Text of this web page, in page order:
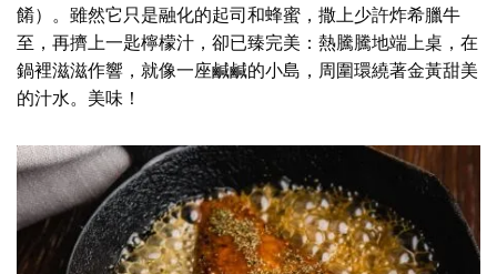
餚）。雖然它只是融化的起司和蜂蜜，撒上少許炸希臘牛
至，再擠上一匙檸檬汁，卻已臻完美：熱騰騰地端上桌，在
鍋裡滋滋作響，就像一座鹹鹹的小島，周圍環繞著金黃甜美
的汁水。美味！